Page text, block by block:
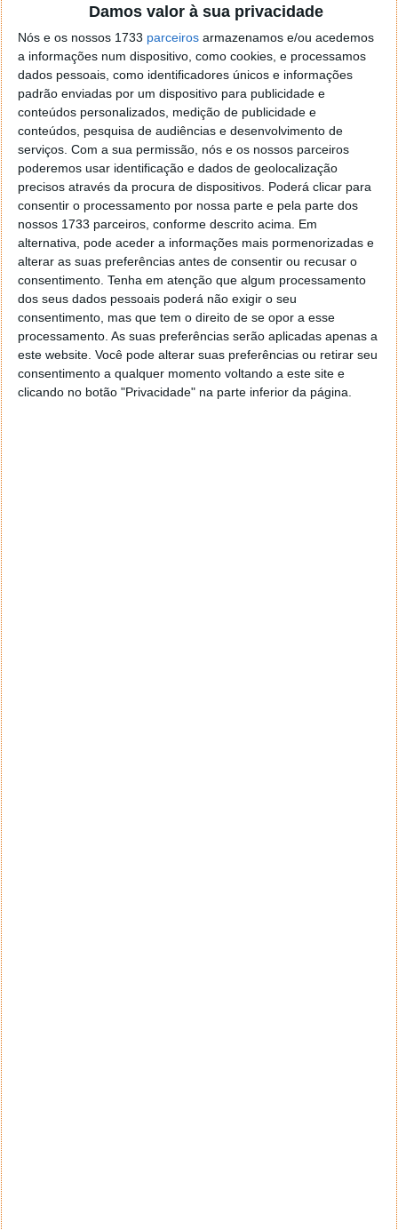
Damos valor à sua privacidade
Nós e os nossos 1733 parceiros armazenamos e/ou acedemos
a informações num dispositivo, como cookies, e processamos
dados pessoais, como identificadores únicos e informações
padrão enviadas por um dispositivo para publicidade e
conteúdos personalizados, medição de publicidade e
conteúdos, pesquisa de audiências e desenvolvimento de
serviços. Com a sua permissão, nós e os nossos parceiros
poderemos usar identificação e dados de geolocalização
precisos através da procura de dispositivos. Poderá clicar para
consentir o processamento por nossa parte e pela parte dos
nossos 1733 parceiros, conforme descrito acima. Em
alternativa, pode aceder a informações mais pormenorizadas e
alterar as suas preferências antes de consentir ou recusar o
consentimento. Tenha em atenção que algum processamento
dos seus dados pessoais poderá não exigir o seu
consentimento, mas que tem o direito de se opor a esse
processamento. As suas preferências serão aplicadas apenas a
este website. Você pode alterar suas preferências ou retirar seu
consentimento a qualquer momento voltando a este site e
clicando no botão "Privacidade" na parte inferior da página.
Content- Aqui deverão colocar o vosso
conteúdo. Um ficheiro por página e se
pretenderem ter secções devem criar pastas e aí
dentro colocar os ficheiros. Lembrem-se que
deve sempre existir um ficheiro index dentro da
pasta e das sub-pastas. Os ficheiros podem ter a
extensão txt.
Templates- Esta é a pasta onde está o template
e todas as suas definições. Alberga o esquema
das páginas que vão ser criadas. Podem alterá-lo
para terem uma página mais personalizada.
Public- É aqui dentro que está o vosso conteúdo
público, tal como o CSS, o JavaScript e as
imagens. Alterem o CSS se tiverem confiança
para tal.
Ao receberem a mensagem a indicar que a partilha da
pasta foi aceite pelo DropPage a vossa página está
pública. Este serviço tem a vantagem de não
necessitarem de qualquer conta ou acesso FTP, de